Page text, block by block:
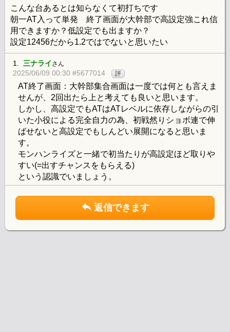
こんな台あるとは知らなくて初打ちです
朝一AT入って単発 終了画面が大幹部で高設定強これ信
用できますか？低設定でも出ますか？
設定12456だから1.2ではでないと思いたい
1. 三ナライ さん
2025/06/09 00:30 #5677014 評
AT終了画面：大幹部集合画面は一度では何とも言えま
せんが、2回出たら上と考えても良いと思います。
しかし、高設定でもATはATレベルに依存しながらの引
いた小役による完全自力の為、初戦然りショボ連で伸
ばせないと高設定でもしんどい展開になると思いま
す。
モンハンライズと一緒で初当たりが高設定ほど取りや
すい(=出すチャンスをもらえる)
という認識でいましょう。
返信できます